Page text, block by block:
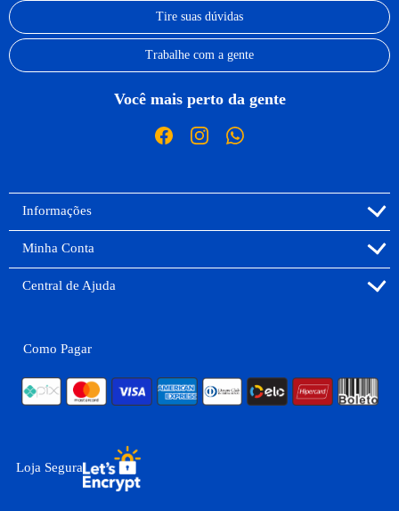
Tire suas dúvidas
Trabalhe com a gente
Você mais perto da gente
Informações
Minha Conta
Central de Ajuda
Como Pagar
Loja Segura